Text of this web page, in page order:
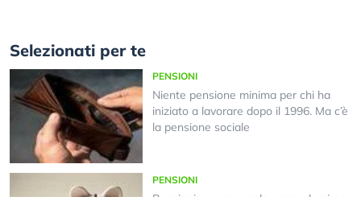
Selezionati per te
PENSIONI
Niente pensione minima per chi ha
iniziato a lavorare dopo il 1996. Ma c’è
la pensione sociale
PENSIONI